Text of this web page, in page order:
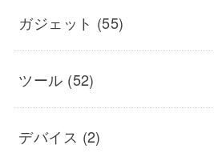
ガジェット (55)
ツール (52)
デバイス (2)